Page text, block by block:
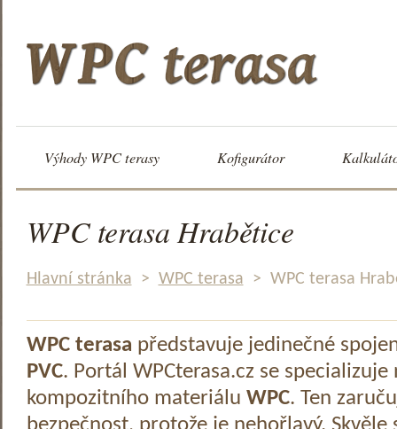
Výhody WPC terasy Kofigurátor
WPC terasa Hrabětice
Hlavní stránka > WPC terasa > WPC terasa
WPC terasa představuje jedinečné
PVC. Portál WPCterasa.cz se specializuje
kompozitního materiálu WPC. Ten